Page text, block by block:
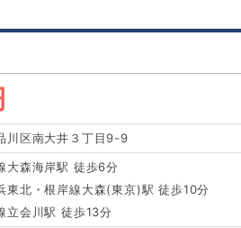
川区南大井３丁目9-9
大森海岸駅 徒歩6分
東北・根岸線大森(東京)駅 徒歩10分
立会川駅 徒歩13分